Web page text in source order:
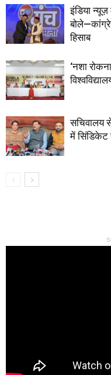
इंडिया
हिसाब
‘नशा
सचिवालय
में सिंडिकेट